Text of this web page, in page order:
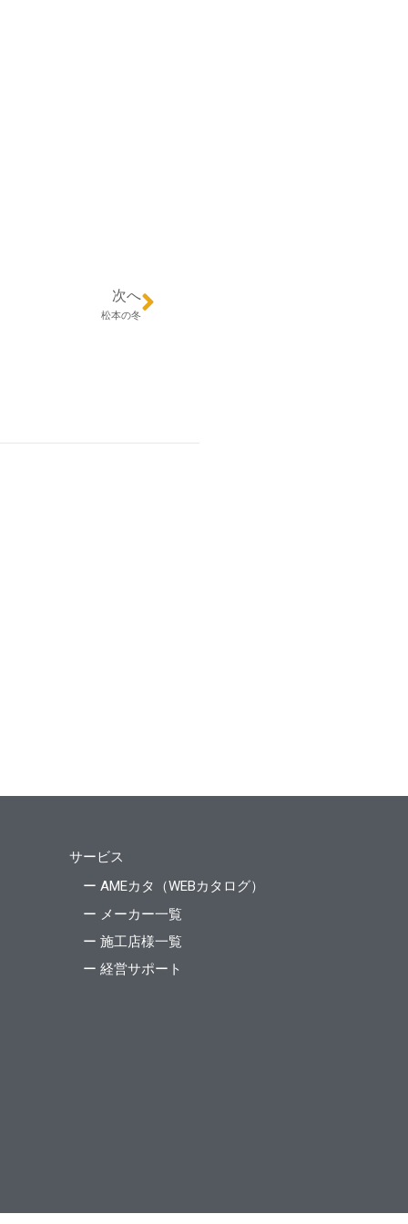
次へ
松本の冬
サービス
ー AMEカタ（WEBカタログ）
ー メーカー一覧
ー 施工店様一覧
ー 経営サポート